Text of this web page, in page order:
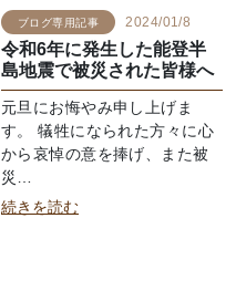
ブログ専用記事 2024/01/8
令和6年に発生した能登半
島地震で被災された皆様へ
元旦にお悔やみ申し上げま
す。 犠牲になられた方々に心
から哀悼の意を捧げ、また被
災…
続きを読む